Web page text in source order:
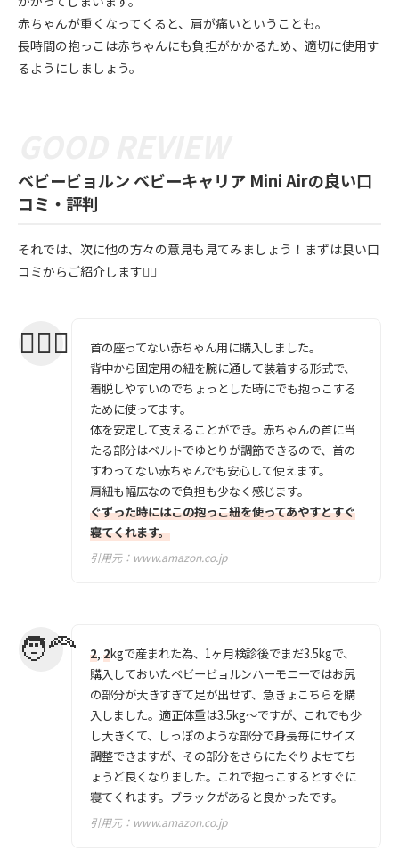
赤ちゃんが重くなってくると、肩が痛いということも。
長時間の抱っこは赤ちゃんにも負担がかかるため、適切に使用す
るようにしましょう。
ベビービョルン ベビーキャリア Mini Airの良い口
コミ・評判
それでは、次に他の方々の意見も見てみましょう！まずは良い口
コミからご紹介します💁‍♀️
首の座ってない赤ちゃん用に購入しました。
背中から固定用の紐を腕に通して装着する形式で、
着脱しやすいのでちょっとした時にでも抱っこする
ために使ってます。
体を安定して支えることができ。赤ちゃんの首に当
たる部分はベルトでゆとりが調節できるので、首の
すわってない赤ちゃんでも安心して使えます。
肩紐も幅広なので負担も少なく感じます。
ぐずった時にはこの抱っこ紐を使ってあやすとすぐ
寝てくれます。
引用元： www.amazon.co.jp
2,.2kgで産まれた為、1ヶ月検診後でまだ3.5kgで、
購入しておいたベビービョルンハーモニーではお尻
の部分が大きすぎて足が出せず、急きょこちらを購
入しました。適正体重は3.5kg〜ですが、これでも少
し大きくて、しっぽのような部分で身長毎にサイズ
調整できますが、その部分をさらにたぐりよせてち
ょうど良くなりました。これで抱っこするとすぐに
寝てくれます。ブラックがあると良かったです。
引用元： www.amazon.co.jp